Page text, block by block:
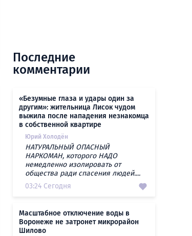
Последние
комментарии
«Безумные глаза и удары один за
другим»: жительница Лисок чудом
выжила после нападения незнакомца
в собственной квартире
Юрий Холодён
НАТУРАЛЬНЫЙ ОПАСНЫЙ
НАРКОМАН, которого НАДО
немедленно изолировать от
общества ради спасения людей....
03:24 Сегодня
Масштабное отключение воды в
Воронеже не затронет микрорайон
Шилово